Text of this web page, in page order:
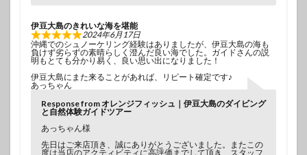
伊豆大島のきれいな海を堪能
2024年6月17日
沖縄でのシュノーケリング経験はありましたが、伊豆大島の海も
負けず劣らずの素晴らしく澄んだ良い海でした。ガイドさんの説
明もとても分かり易く、良い思い出になりました！
伊豆大島にまた来ることがあれば、リピート確定です♪
あっちゃん
Response from オレンジフィッシュ｜伊豆大島のダイビング
と自然体験ガイドツアー
あっちゃん様
先日はご来店頂き、誠にありがとうございました。またこの
度は当店のアクティビティに高評価までして頂き、スタッフ